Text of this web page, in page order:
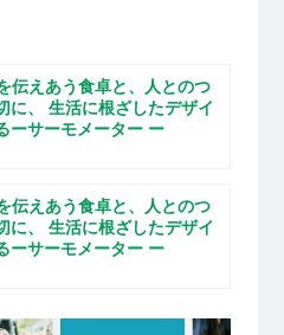
伝えあう食卓と、人とのつ
に、 生活に根ざしたデザイ
ーサーモメーター ー
伝えあう食卓と、人とのつ
に、 生活に根ざしたデザイ
ーサーモメーター ー